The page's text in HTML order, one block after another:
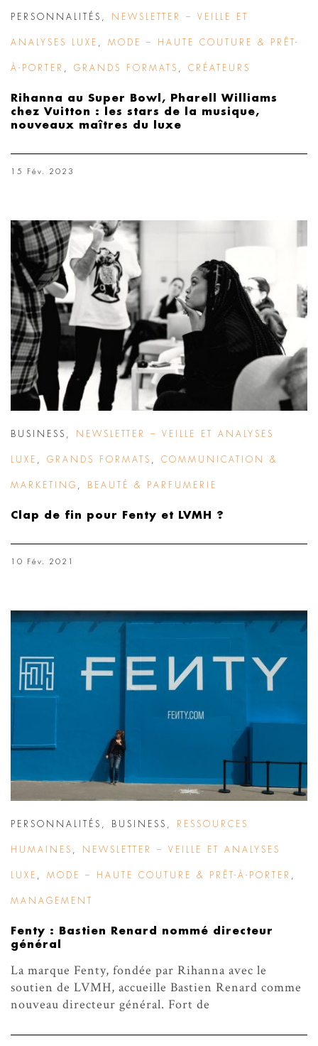
PERSONNALITÉS NEWSLETTER – VEILLE ET
ANALYSES LUXE MODE – HAUTE COUTURE & PRÊT-
À-PORTER GRANDS FORMATS CRÉATEURS
Rihanna au Super Bowl, Pharell Williams
chez Vuitton : les stars de la musique,
nouveaux maîtres du luxe
15 Fév. 2023
BUSINESS NEWSLETTER – VEILLE ET ANALYSES
LUXE GRANDS FORMATS COMMUNICATION &
MARKETING BEAUTÉ & PARFUMERIE
Clap de fin pour Fenty et LVMH ?
10 Fév. 2021
PERSONNALITÉS BUSINESS RESSOURCES
HUMAINES NEWSLETTER – VEILLE ET ANALYSES
LUXE MODE – HAUTE COUTURE & PRÊT-À-PORTER
MANAGEMENT
Fenty : Bastien Renard nommé directeur
général
La marque Fenty, fondée par Rihanna avec le
soutien de LVMH, accueille Bastien Renard comme
nouveau directeur général. Fort de